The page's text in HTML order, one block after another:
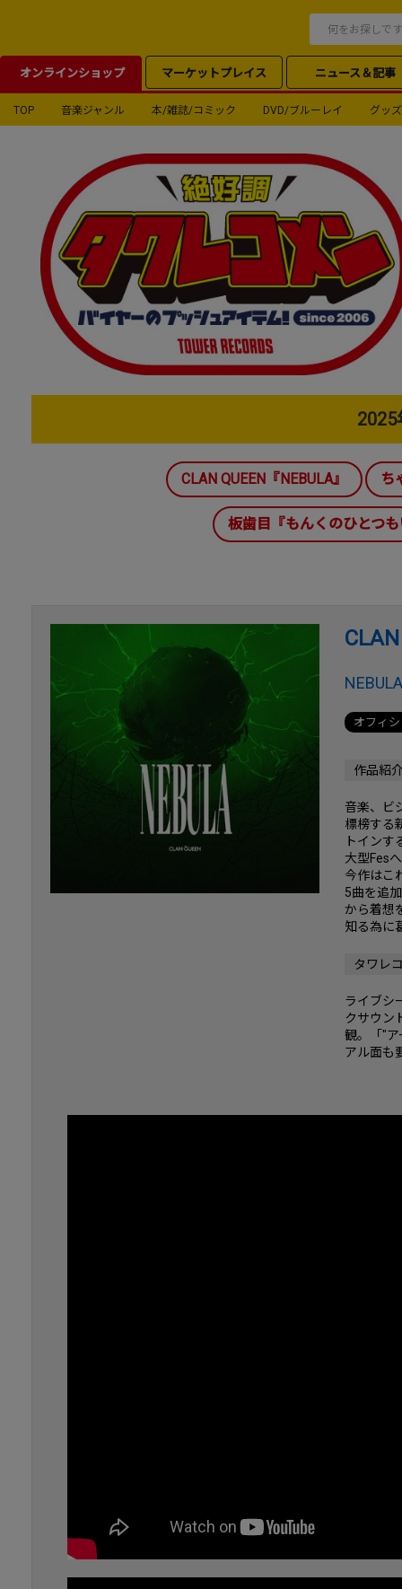
オンラインショップ マーケットプレイス ニュース＆記事
TOP 音楽ジャンル 本/雑誌/コミック DVD/ブルーレイ グッズ
2025
CLAN QUEEN『NEBULA』 ち
板歯目『もんくのひとつ
NEBULA
オフィ
作品紹
音楽、ビ
標榜する
トイン
大型Fes
今作はこ
5曲を追
から着想
知る為に
タワレ
ライブシ
クサウン
観。「"
アル面も